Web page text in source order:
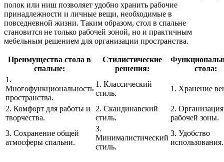
полок или ниш позволяет удобно хранить рабочие
принадлежности и личные вещи, необходимые в
повседневной жизни. Таким образом, стол в спальне
становится не только рабочей зоной, но и практичным
мебельным решением для организации пространства.
Преимущества стола в
спальне:
Стилистические
решения:
стола:
1.
Многофункциональность
пространства.
1. Классический
стиль.
1. Хранение
2. Комфорт для работы и
творчества.
2. Скандинавский
стиль.
2. Организация
рабочей зоны.
3. Сохранение общей
атмосферы спальни.
3.
Минималистический
стиль.
3. Удобство
использования.